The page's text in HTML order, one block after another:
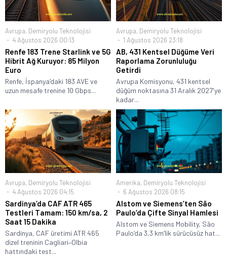
Avrupa, Demiryolu Teknolojisi
4 Ağustos 2026 00:13
Renfe 183 Trene Starlink ve 5G
Hibrit Ağ Kuruyor: 85 Milyon
Euro
Renfe, İspanya’daki 183 AVE ve
uzun mesafe trenine 10 Gbps...
Avrupa, Demiryolu Teknolojisi
1 Ağustos 2026 23:18
AB, 431 Kentsel Düğüme Veri
Raporlama Zorunluluğu
Getirdi
Avrupa Komisyonu, 431 kentsel
düğüm noktasına 31 Aralık 2027'ye
kadar...
Avrupa, Demiryolu Teknolojisi
4 Ağustos 2026 04:15
Sardinya’da CAF ATR 465
Testleri Tamam: 150 km/sa, 2
Saat 15 Dakika
Sardinya, CAF üretimi ATR 465
dizel treninin Cagliari–Olbia
hattındaki test...
Amerika, Demiryolu Teknolojisi
6 Ağustos 2026 08:15
Alstom ve Siemens’ten São
Paulo’da Çifte Sinyal Hamlesi
Alstom ve Siemens Mobility, São
Paulo’da 3,3 km’lik sürücüsüz hat...